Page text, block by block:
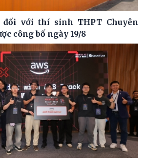
với thí sinh THPT Chuyên
công bố ngày 19/8